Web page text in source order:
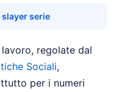
serie
regolate dal
Sociali,
per i numeri